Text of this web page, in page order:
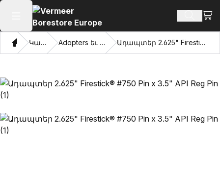
Բաց հիմնական մենյու
Տուն Կատալոգ Adapters եւ քաշվել աչքերը Ադապտեր 2.625" Firestick® #750 Pin x 3.5" API Reg Pin